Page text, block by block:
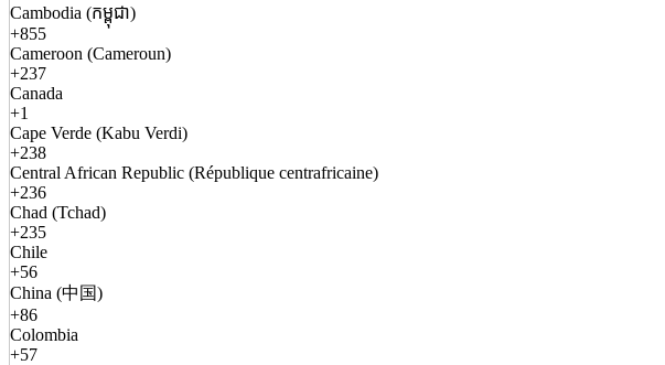
Cambodia (កម្ពុជា)
+855
Cameroon (Cameroun)
+237
Canada
+1
Cape Verde (Kabu Verdi)
+238
Central African Republic (République centrafricaine)
+236
Chad (Tchad)
+235
Chile
+56
China (中国)
+86
Colombia
+57